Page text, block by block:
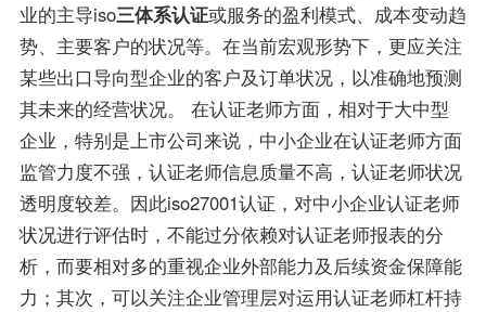
业的主导iso三体系认证或服务的盈利模式、成本变动趋
势、主要客户的状况等。在当前宏观形势下，更应关注
某些出口导向型企业的客户及订单状况，以准确地预测
其未来的经营状况。 在认证老师方面，相对于大中型
企业，特别是上市公司来说，中小企业在认证老师方面
监管力度不强，认证老师信息质量不高，认证老师状况
透明度较差。因此iso27001认证，对中小企业认证老师
状况进行评估时，不能过分依赖对认证老师报表的分
析，而要相对多的重视企业外部能力及后续资金保障能
力；其次，可以关注企业管理层对运用认证老师杠杆持